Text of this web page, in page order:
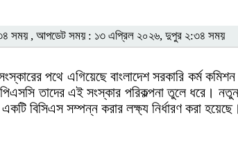
সময় , আপডেট সময় : ১৩ এপ্রিল ২০২৬, দুপুর ২:৩৪ সময়
পথে এগিয়েছে বাংলাদেশ সরকারি কর্ম
তাদের এই সংস্কার পরিকল্পনা তুলে ধরে। নতুন
বিসিএস সম্পন্ন করার লক্ষ্য নির্ধারণ করা হয়েছে।